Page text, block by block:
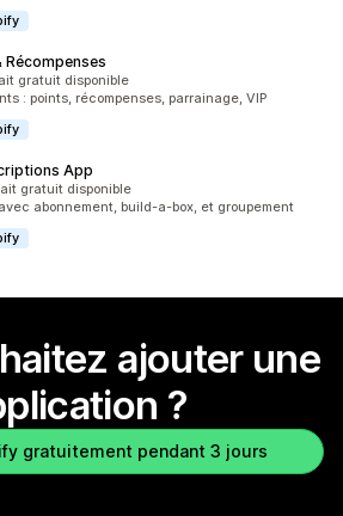
Récompenses
gratuit disponible
: points, récompenses, parrainage, VIP
App
gratuit disponible
abonnement, build-a-box, et groupement
ajouter une
?
gratuitement pendant 3 jours